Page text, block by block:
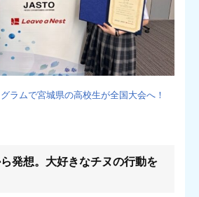
ラムで宮城県の高校生が全国大会へ！
発想。大好きなチヌの行動を